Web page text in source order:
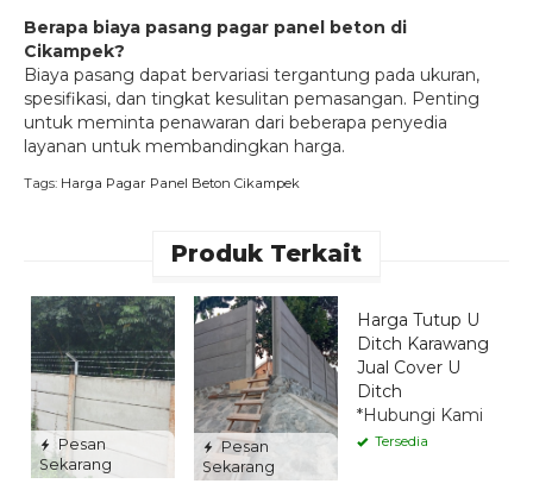
Berapa biaya pasang pagar panel beton di
Cikampek?
Biaya pasang dapat bervariasi tergantung pada ukuran,
spesifikasi, dan tingkat kesulitan pemasangan. Penting
untuk meminta penawaran dari beberapa penyedia
layanan untuk membandingkan harga.
Tags: Harga Pagar Panel Beton Cikampek
Produk Terkait
Pesan
Sekarang
Pesan
Sekarang
Harga Tutup U
Ditch Karawang
Jual Cover U
Ditch
*Hubungi Kami
Tersedia